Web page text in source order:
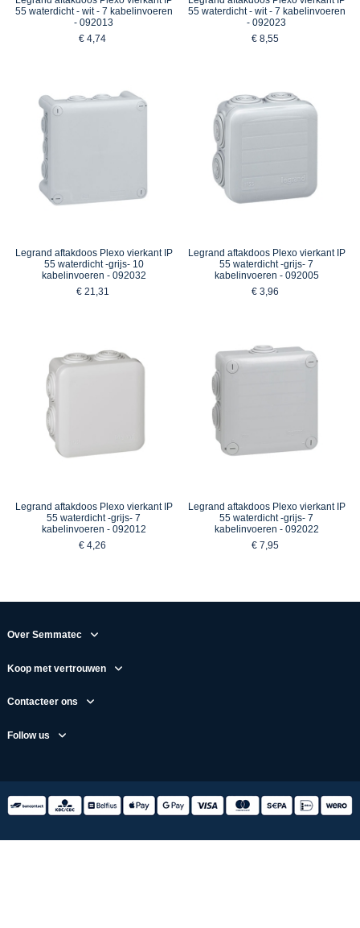
55 waterdicht - wit - 7 kabelinvoeren
- 092013
€ 4,74
55 waterdicht - wit - 7 kabelinvoeren
- 092023
€ 8,55
Legrand aftakdoos Plexo vierkant IP
55 waterdicht -grijs- 10
kabelinvoeren - 092032
€ 21,31
Legrand aftakdoos Plexo vierkant IP
55 waterdicht -grijs- 7
kabelinvoeren - 092005
€ 3,96
Legrand aftakdoos Plexo vierkant IP
55 waterdicht -grijs- 7
kabelinvoeren - 092012
€ 4,26
Legrand aftakdoos Plexo vierkant IP
55 waterdicht -grijs- 7
kabelinvoeren - 092022
€ 7,95
Over Semmatec
Koop met vertrouwen
Contacteer ons
Follow us